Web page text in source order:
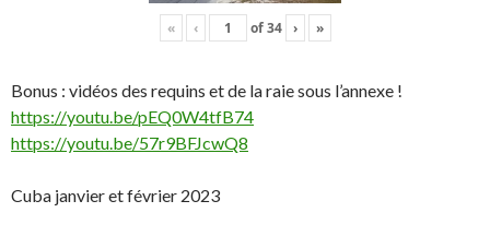
« ‹ of34 › »
Bonus : vidéos des requins et de la raie sous l’annexe !
https://youtu.be/pEQ0W4tfB74
https://youtu.be/57r9BFJcwQ8
Cuba janvier et février 2023